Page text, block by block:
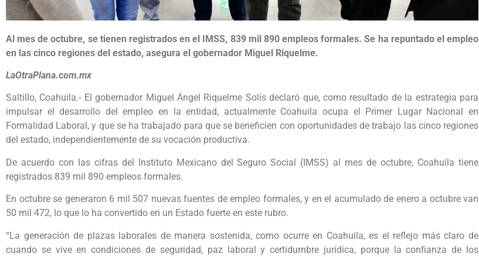
Al mes de octubre, se tienen registrados en el IMSS, 839 mil 890 empleos formales. Se ha repuntado el empleo
en las cinco regiones del estado, asegura el gobernador Miguel Riquelme.
LaOtraPlana.com.mx
Saltillo, Coahuila.- El gobernador Miguel Ángel Riquelme Solís declaró que, como resultado de la estrategia para
impulsar el desarrollo del empleo en la entidad, actualmente Coahuila ocupa el Primer Lugar Nacional en
Formalidad Laboral, y que se ha trabajado para que se beneficien con oportunidades de trabajo las cinco regiones
del estado, independientemente de su vocación productiva.
De acuerdo con las cifras del Instituto Mexicano del Seguro Social (IMSS) al mes de octubre, Coahuila tiene
registrados 839 mil 890 empleos formales.
En octubre se generaron 6 mil 507 nuevas fuentes de empleo formales, y en el acumulado de enero a octubre van
50 mil 472, lo que lo ha convertido en un Estado fuerte en este rubro.
“La generación de plazas laborales de manera sostenida, como ocurre en Coahuila, es el reflejo más claro de
cuando se vive en condiciones de seguridad, paz laboral y certidumbre jurídica, porque la confianza de los